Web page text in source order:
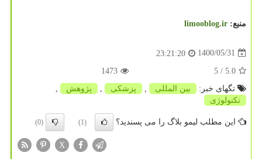
منبع: limooblog.ir
1400/05/31
23:21:20
5.0
/ 5
1473
تگهای خبر:
بین المللی پزشكی پژوهش
تكنولوژی
این مطلب لیمو بلاگ را می پسندید؟ (1)
(0)
X